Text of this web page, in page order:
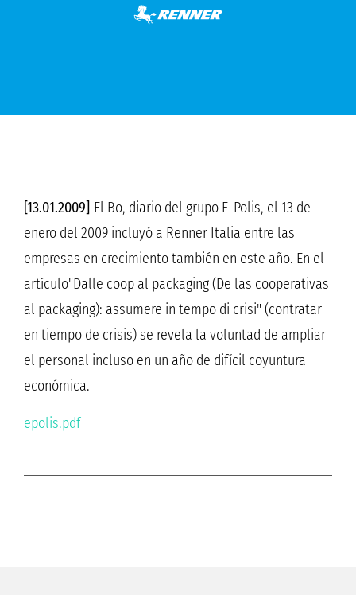
[13.01.2009] El Bo, diario del grupo E-Polis, el 13 de
enero del 2009 incluyó a Renner Italia entre las
empresas en crecimiento también en este año. En el
artículo"Dalle coop al packaging (De las cooperativas
al packaging): assumere in tempo di crisi" (contratar
en tiempo de crisis) se revela la voluntad de ampliar
el personal incluso en un año de difícil coyuntura
económica.
epolis.pdf